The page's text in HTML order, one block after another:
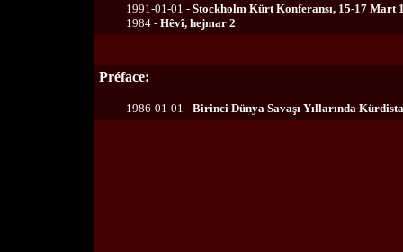
1991-01-01 - Stockholm Kürt Konferansı, 15-17 Mart
1984 - Hêvî, hejmar 2
Préface:
1986-01-01 - Birinci Dünya Savaşı Yıllarında